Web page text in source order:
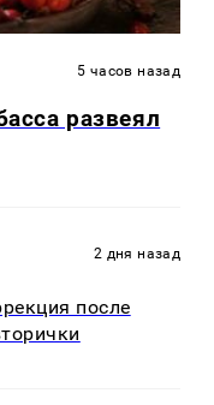
5 часов назад
развеял
2 дня назад
после